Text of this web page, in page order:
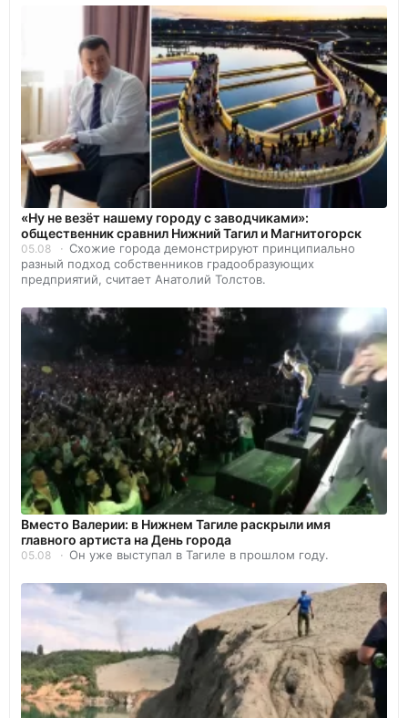
«Ну не везёт нашему городу с заводчиками»:
общественник сравнил Нижний Тагил и Магнитогорск
05.08
Схожие города демонстрируют принципиально
разный подход собственников градообразующих
предприятий, считает Анатолий Толстов.
Вместо Валерии: в Нижнем Тагиле раскрыли имя
главного артиста на День города
05.08 Он уже выступал в Тагиле в прошлом году.